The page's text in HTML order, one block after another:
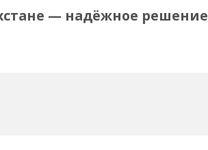
— надёжное решение